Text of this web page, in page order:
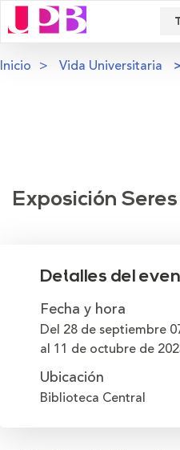
Inicio Vida Universitaria
Exposición
Detalles del
Fecha y hora
Del 28 de septiembre
al 11 de octubre de
Ubicación
Biblioteca Central